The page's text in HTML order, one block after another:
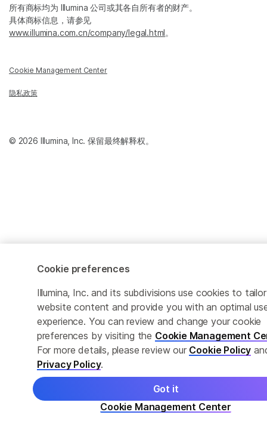
所有商标均为 Illumina 公司或其各自所有者的财产。
具体商标信息，请参见
www.illumina.com.cn/company/legal.html。
Cookie Management Center
隐私政策
© 2026 Illumina, Inc. 保留最终解释权。
Cookie preferences
Illumina, Inc. and its subdivisions use cookies to tailor
website content and provide you with an optimal
experience. You can review and change your cookie
preferences by visiting the Cookie Management
For more details, please review our Cookie Policy
Privacy Policy.
Cookie Management Center
Got it